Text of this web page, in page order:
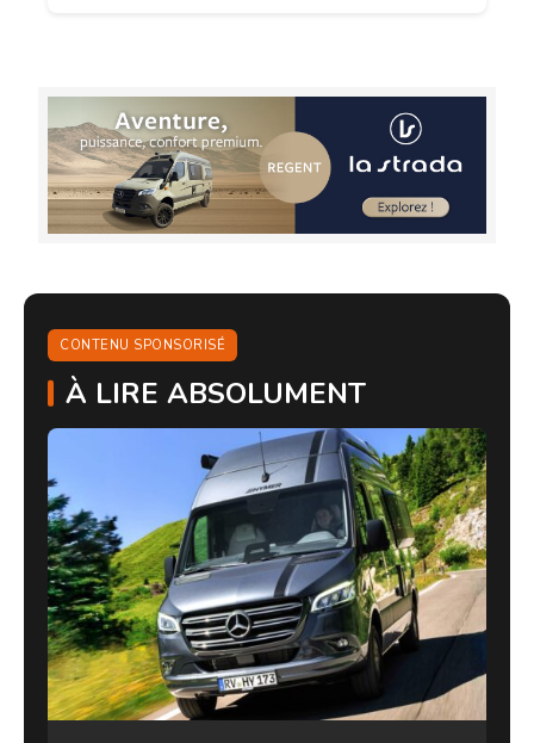
CONTENU SPONSORISÉ
À LIRE ABSOLUMENT